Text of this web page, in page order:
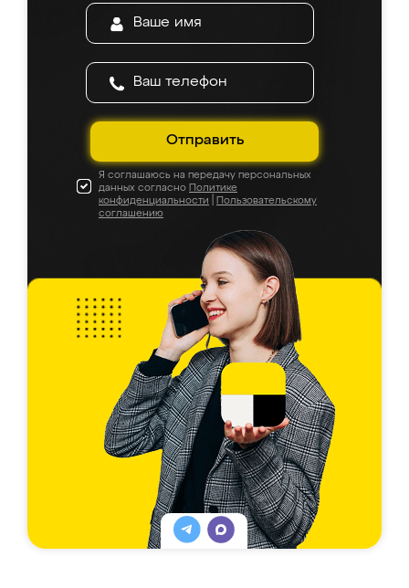
Отправить
Я соглашаюсь на передачу персональных
данных согласно Политике
конфиденциальности
Пользовательскому
соглашению